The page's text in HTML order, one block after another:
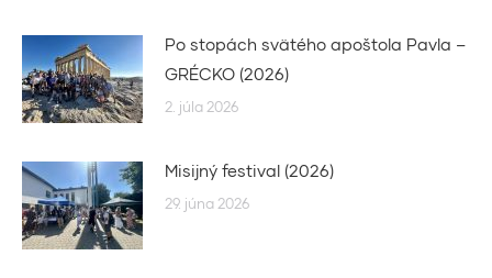
Po stopách svätého apoštola Pavla –
GRÉCKO (2026)
2. júla 2026
Misijný festival (2026)
29. júna 2026